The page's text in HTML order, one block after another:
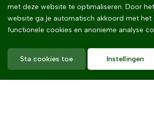
met deze website te optimaliseren. Door
website ga je automatisch akkoord met het
functionele cookies en anonieme analyse
Sta cookies toe Instellingen